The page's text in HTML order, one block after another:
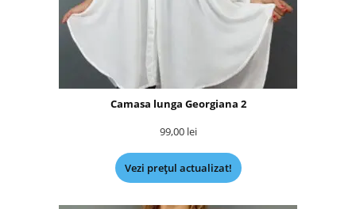
Camasa lunga Georgiana 2
99,00 lei
Vezi prețul actualizat!